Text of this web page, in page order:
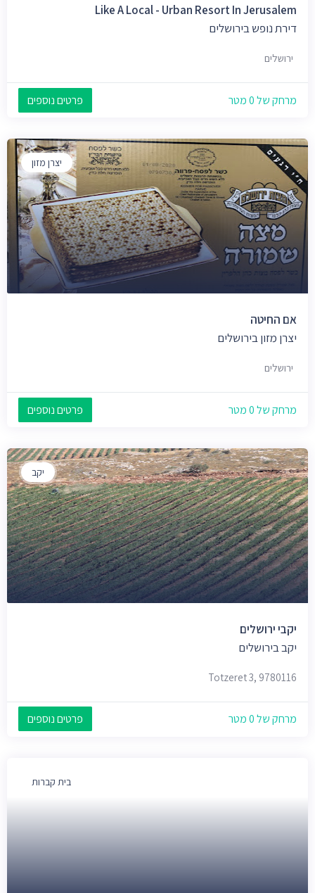
Like A Local - Urban Resort In Jerusalem
דירת נופש בירושלים
ירושלים
מרחק של 0 מטר פרטים נוספים
יצרן מזון
אם החיטה
יצרן מזון בירושלים
ירושלים
מרחק של 0 מטר פרטים נוספים
יקב
יקבי ירושלים
יקב בירושלים
Totzeret 3, 9780116
מרחק של 0 מטר פרטים נוספים
בית קברות